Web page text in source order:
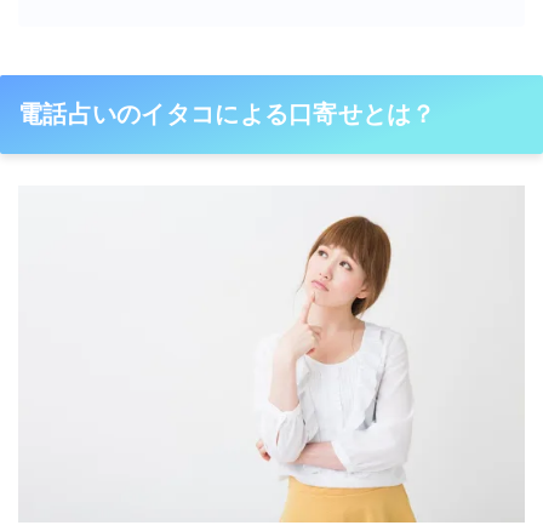
電話占いのイタコによる口寄せとは？